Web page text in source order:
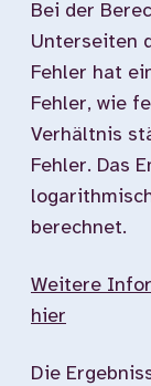
Bei der
Unterseiten
Fehler hat
Fehler, wie
Verhältnis
Fehler. Das
berechnet.
Weitere
hier
Die